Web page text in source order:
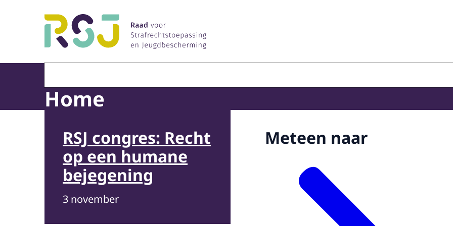
Home
RSJ congres: Recht
op een humane
bejegening
3 november
Meteen naar